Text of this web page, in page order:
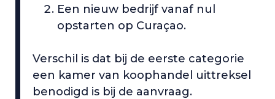
Een nieuw bedrijf vanaf nul
opstarten op Curaçao.
Verschil is dat bij de eerste categorie
een kamer van koophandel uittreksel
benodigd is bij de aanvraag.